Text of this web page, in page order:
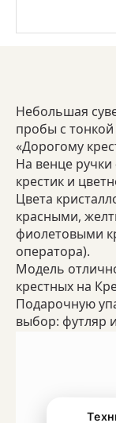
Небольшая
пробы с
«Дорогому
На венце
крестик и
Цвета
красными,
фиолетовыми
оператора).
Модель
крестных на
Подарочную
выбор: футляр